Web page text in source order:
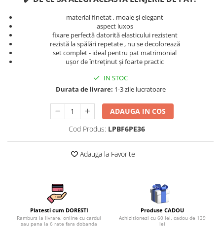
Persoana
Lenjerii De Pat Damasc 1 Persoana
Lenjerii De Pat, Imprimeu 3D, 1
Persoana
material finetat , moale și elegant
aspect luxos
fixare perfectă datorită elasticului rezistent
rezistă la spălări repetate , nu se decolorează
set complet - ideal pentru pat matrimonial
ușor de întreținut și foarte practic
IN STOC
Durata de livrare: 1-3 zile lucratoare
ADAUGA IN COS
Cod Produs: LPBF6PE36
Adauga la Favorite
Platesti cum DORESTI
Ramburs la livrare, online cu cardul
sau pana la 6 rate fara dobanda
Produse CADOU
Achizitionezi cu 60 lei, cadou de 139
lei